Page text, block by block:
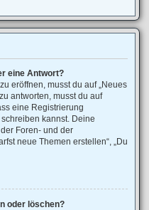
eine Antwort?
eröffnen, musst du auf „Neues
antworten, musst du auf
eine Registrierung
kannst. Deine
Foren- und der
neue Themen erstellen“, „Du
oder löschen?